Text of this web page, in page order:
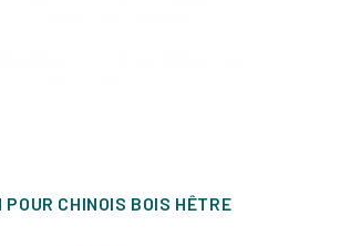
POUR CHINOIS BOIS HÊTRE